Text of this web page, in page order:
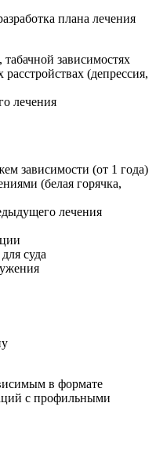
плана лечения
зависимостях
(депрессия,
лечения
зависимости (от 1 года)
(белая горячка,
лечения
суда
в формате
с профильными